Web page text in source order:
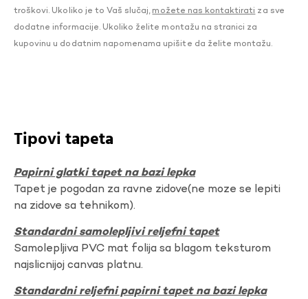
troškovi. Ukoliko je to Vaš slučaj, možete nas kontaktirati za sve
dodatne informacije. Ukoliko želite montažu na stranici za
kupovinu u dodatnim napomenama upišite da želite montažu.
Tipovi tapeta
Papirni glatki tapet na bazi lepka
Tapet je pogodan za ravne zidove(ne moze se lepiti
na zidove sa tehnikom).
Standardni samolepljivi reljefni tapet
Samolepljiva PVC mat folija sa blagom teksturom
najslicnijoj canvas platnu.
Standardni reljefni papirni tapet na bazi lepka